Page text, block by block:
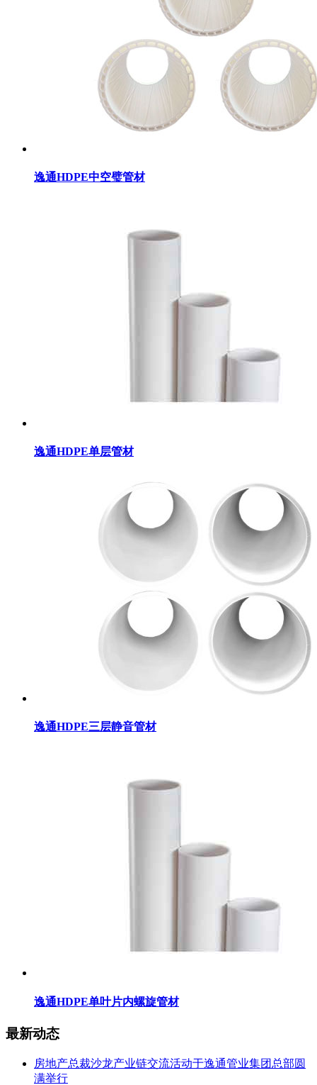
逸通HDPE中空璧管材
逸通HDPE单层管材
逸通HDPE三层静音管材
逸通HDPE单叶片内螺旋管材
最新动态
房地产总裁沙龙产业链交流活动于逸通管业集团总部圆
满举行